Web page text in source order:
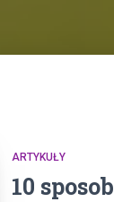
ARTYKUŁY
10